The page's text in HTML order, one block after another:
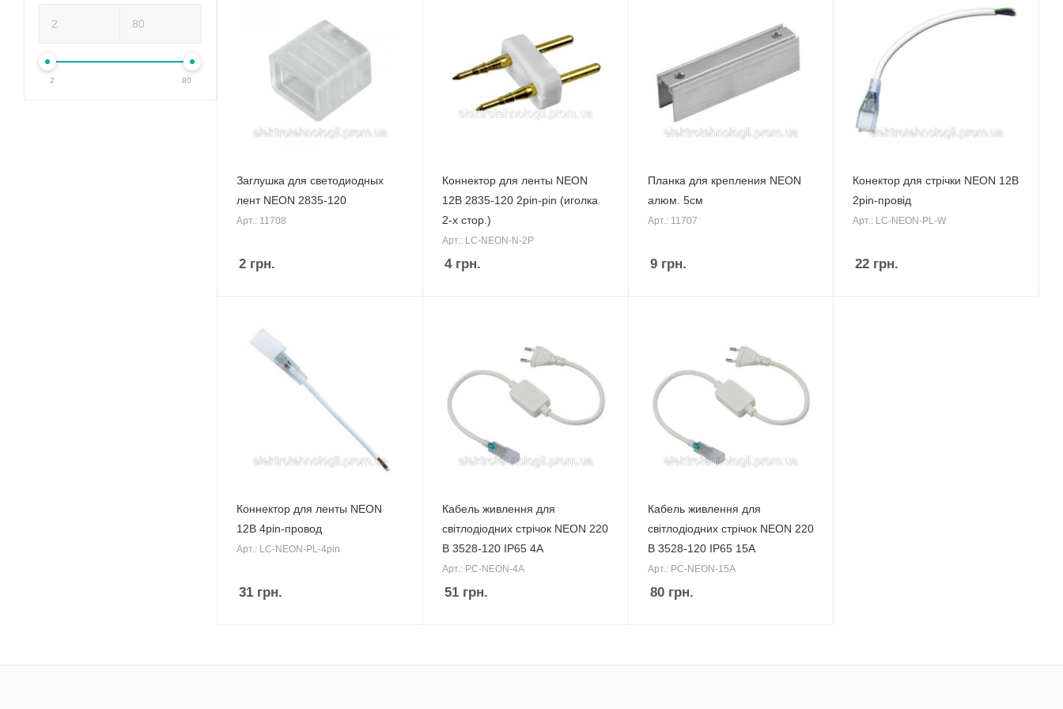
Заглушка для светодиодных
лент NEON 2835-120
Арт.: 11708
2 грн.
Коннектор для ленты NEON
12B 2835-120 2pin-pin (иголка
2-х стор.)
Арт.: LC-NEON-N-2P
4грн.
Планка для крепления NEON
алюм. 5см
Арт.: 11707
9грн.
Конектор для стрічки NEON 12B
2pin-провід
Арт.: LC-NEON-PL-W
22 грн.
Коннектор для ленты NEON
12B 4pin-провод
Арт.: LC-NEON-PL-4pin
31 грн.
Кабель живлення для
світлодіодних стрічок NEON 220
В 3528-120 IP65 4A
Арт.: PC-NEON-4A
51грн.
Кабель живлення для
світлодіодних стрічок NEON 220
В 3528-120 IP65 15A
Арт.: PC-NEON-15A
80грн.
2 80